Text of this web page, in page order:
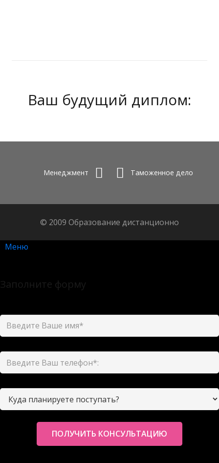
Ваш будущий диплом:
Менеджмент Таможенное дело
© 2009 Образование дистанционно
Меню
Заполните форму